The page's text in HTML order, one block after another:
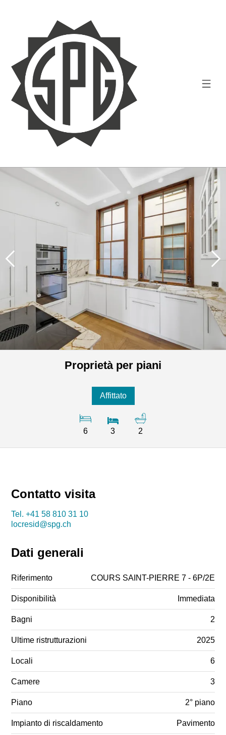
Proprietà per piani
Affittato
6 3 2
Contatto visita
Tel.+41 58 810 31 10
locresid@spg.ch
Dati generali
Riferimento COURS SAINT-PIERRE 7 - 6P/2E
Disponibilità Immediata
Bagni 2
Ultime ristrutturazioni 2025
Locali 6
Camere 3
Piano 2° piano
Impianto di riscaldamento Pavimento